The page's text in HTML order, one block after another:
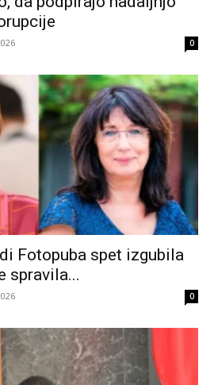
0
Fotopuba spet izgubila
spravila...
0